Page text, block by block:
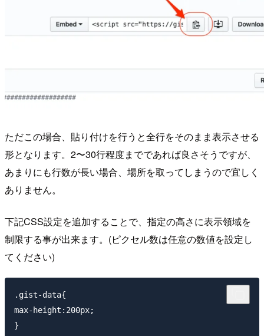
ただこの場合、貼り付けを行うと全行をそのまま表示させる
形となります。2〜30行程度までであれば良さそうですが、
あまりにも行数が長い場合、場所を取ってしまうので宜しく
ありません。
下記CSS設定を追加することで、指定の高さに表示領域を
制限する事が出来ます。(ピクセル数は任意の数値を設定し
てください)
.gist-data{
max-height:200px;